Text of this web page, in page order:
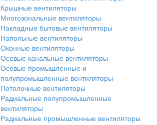
Крышные вентиляторы
Многозональные вентиляторы
Накладные бытовые вентиляторы
Напольные вентиляторы
Оконные вентиляторы
Осевые канальные вентиляторы
Осевые промышленные и
полупромышленные вентиляторы
Потолочные вентиляторы
Радиальные полупромышленные
вентиляторы
Радиальные промышленные вентиляторы